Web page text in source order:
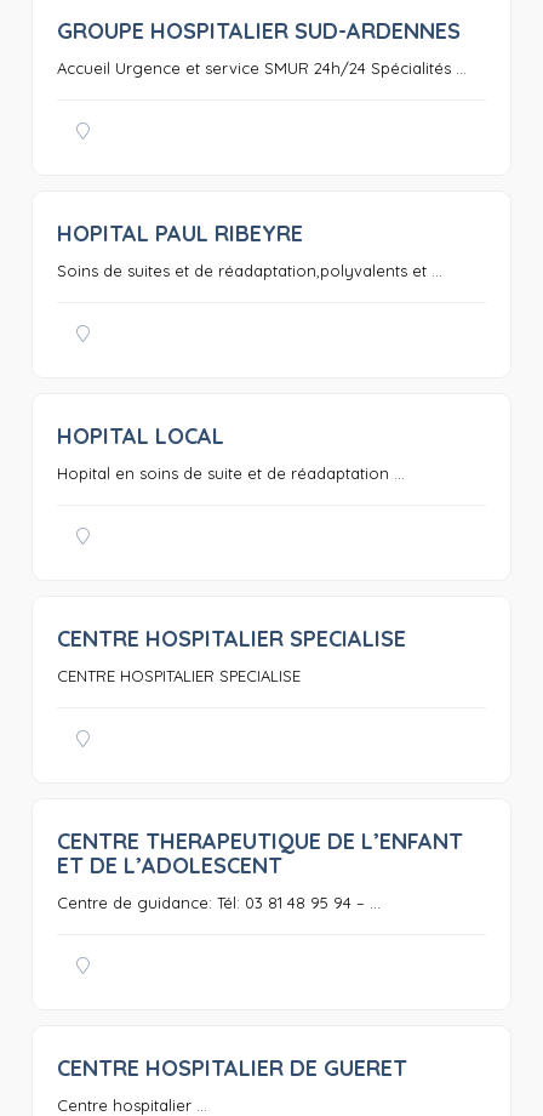
0
GROUPE HOSPITALIER SUD-ARDENNES
Accueil Urgence et service SMUR 24h/24 Spécialités ...
HOPITAL PAUL RIBEYRE
Soins de suites et de réadaptation,polyvalents et ...
HOPITAL LOCAL
Hopital en soins de suite et de réadaptation ...
CENTRE HOSPITALIER SPECIALISE
CENTRE HOSPITALIER SPECIALISE
0
CENTRE THERAPEUTIQUE DE L’ENFANT
ET DE L’ADOLESCENT
Centre de guidance: Tél: 03 81 48 95 94 – ...
CENTRE HOSPITALIER DE GUERET
Centre hospitalier ...